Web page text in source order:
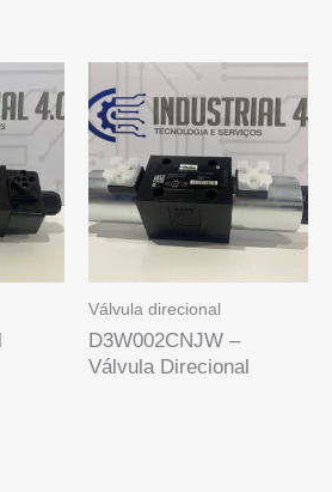
Válvula direcional
D3W002CNJW –
Válvula Direcional